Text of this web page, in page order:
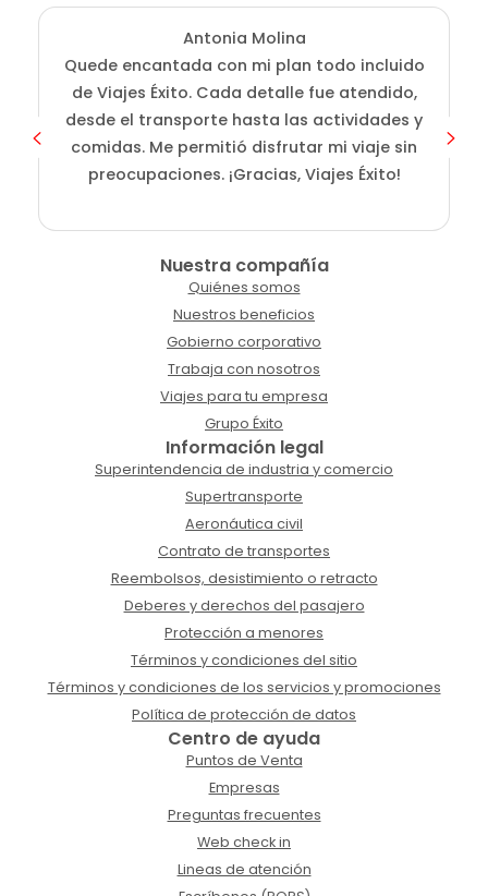
Antonia Molina
Quede encantada con mi plan todo incluido
de Viajes Éxito. Cada detalle fue atendido,
desde el transporte hasta las actividades y
comidas. Me permitió disfrutar mi viaje sin
preocupaciones. ¡Gracias, Viajes Éxito!
Nuestra compañía
Quiénes somos
Nuestros beneficios
Gobierno corporativo
Trabaja con nosotros
Viajes para tu empresa
Grupo Éxito
Información legal
Superintendencia de industria y comercio
Supertransporte
Aeronáutica civil
Contrato de transportes
Reembolsos, desistimiento o retracto
Deberes y derechos del pasajero
Protección a menores
Términos y condiciones del sitio
Términos y condiciones de los servicios y promociones
Política de protección de datos
Centro de ayuda
Puntos de Venta
Empresas
Preguntas frecuentes
Web check in
Lineas de atención